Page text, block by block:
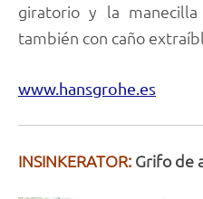
giratorio y la
también con caño
www.hansgrohe.es
INSINKERATOR: Grifo de